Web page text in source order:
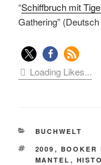
“Schiffbruch mit
Gathering” (Deutsch
Loading Likes...
KATEGORIEN
BUCHWELT
2009 , BOOKER
MANTEL ,